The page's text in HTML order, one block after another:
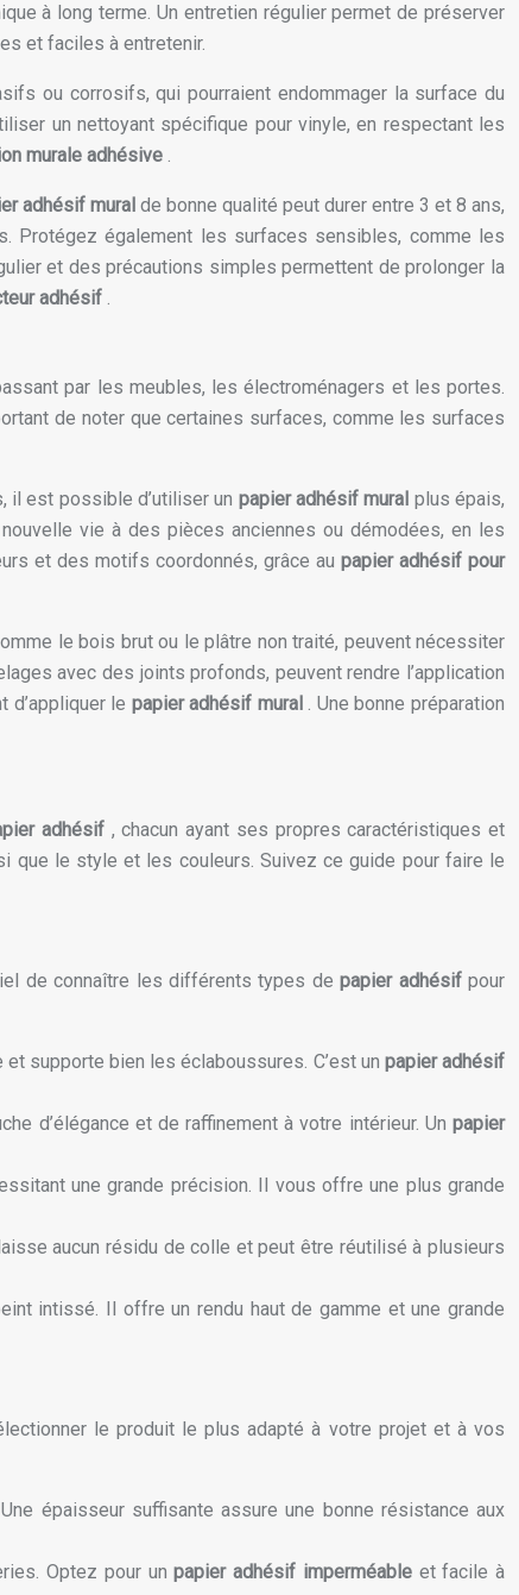
à long terme. Un entretien régulier permet de préserver
et faciles à entretenir.
ou corrosifs, qui pourraient endommager la surface du
un nettoyant spécifique pour vinyle, en respectant les
murale adhésive .
adhésif mural de bonne qualité peut durer entre 3 et 8 ans,
Protégez également les surfaces sensibles, comme les
et des précautions simples permettent de prolonger la
adhésif .
par les meubles, les électroménagers et les portes.
de noter que certaines surfaces, comme les surfaces
il est possible d’utiliser un papier adhésif mural plus épais,
vie à des pièces anciennes ou démodées, en les
et des motifs coordonnés, grâce au papier adhésif pour
le bois brut ou le plâtre non traité, peuvent nécessiter
avec des joints profonds, peuvent rendre l’application
le papier adhésif mural. Une bonne préparation
adhésif , chacun ayant ses propres caractéristiques et
que le style et les couleurs. Suivez ce guide pour faire le
de connaître les différents types depapier adhésifpour
supporte bien les éclaboussures. C’est un papier adhésif
d’élégance et de raffinement à votre intérieur. Unpapier
une grande précision. Il vous offre une plus grande
aucun résidu de colle et peut être réutilisé à plusieurs
intissé. Il offre un rendu haut de gamme et une grande
le produit le plus adapté à votre projet et à vos
épaisseur suffisante assure une bonne résistance aux
Optez pour unpapier adhésif imperméable et facile à